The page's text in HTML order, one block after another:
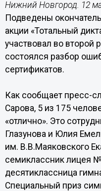
Нижний Новгород. 12
Подведены
акции «Тотальный
участвовал во второй
состоялся разбор
сертификатов.
Как сообщает пресс-
Сарова, 5 из 175
«отлично». Это
Глазунова и Юлия
им. В.В.Маяковского
семиклассник лицея
десятиклассница
Специальный приз